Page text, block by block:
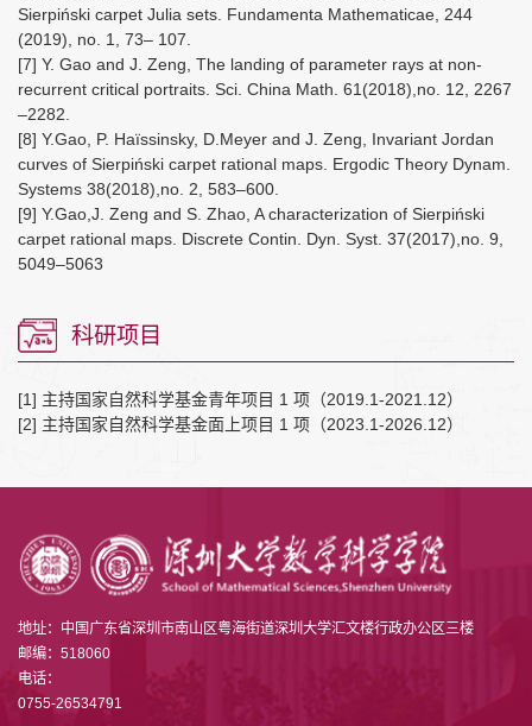
Sierpiński carpet Julia sets. Fundamenta Mathematicae, 244
(2019), no. 1, 73– 107.
[7] Y. Gao and J. Zeng, The landing of parameter rays at non-
recurrent critical portraits. Sci. China Math. 61(2018),no. 12, 2267
–2282.
[8] Y.Gao, P. Haïssinsky, D.Meyer and J. Zeng, Invariant Jordan
curves of Sierpiński carpet rational maps. Ergodic Theory Dynam.
Systems 38(2018),no. 2, 583–600.
[9] Y.Gao,J. Zeng and S. Zhao, A characterization of Sierpiński
carpet rational maps. Discrete Contin. Dyn. Syst. 37(2017),no. 9,
5049–5063
科研项目
[1] 主持国家自然科学基金青年项目 1 项（2019.1-2021.12）
[2] 主持国家自然科学基金面上项目 1 项（2023.1-2026.12）
地址：中国广东省深圳市南山区粤海街道深圳大学汇文楼行政办公区三楼
邮编：518060
电话：
0755-26534791